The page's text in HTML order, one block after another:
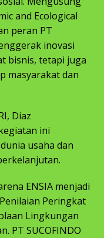
and Ecological
peran PT
inovasi
bisnis, tetapi juga
masyarakat dan
Diaz
ini
usaha dan
ENSIA menjadi
Peringkat
Lingkungan
PT SUCOFINDO